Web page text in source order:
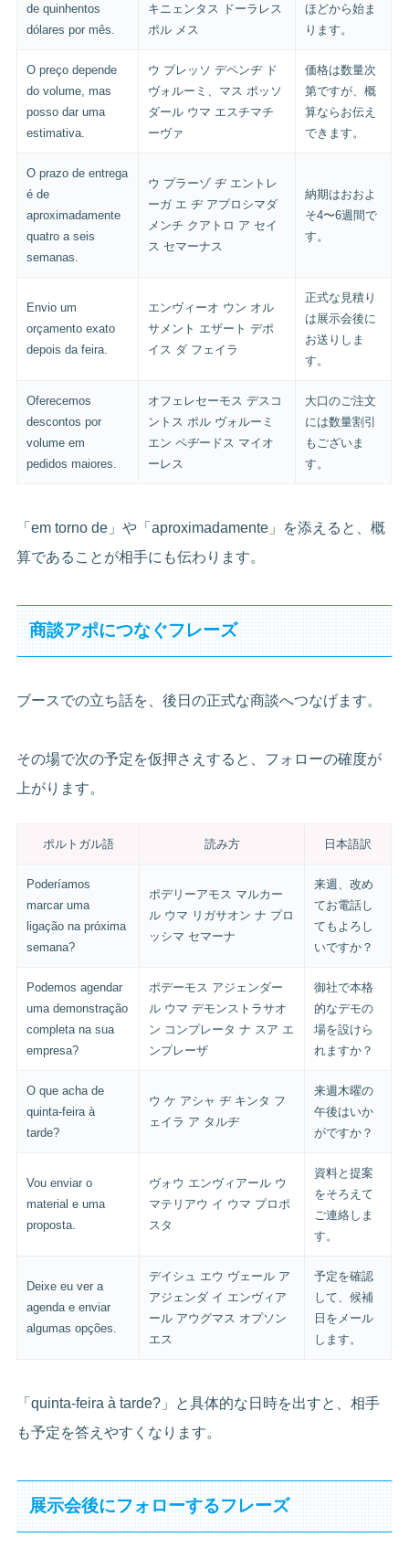
de quinhentos
dólares por mês.
キニェンタス ドーラレス
ポル メス
ほどから始ま
ります。
O preço depende
do volume, mas
posso dar uma
estimativa.
ウ プレッソ デペンヂ ド
ヴォルーミ、マス ポッソ
ダール ウマ エスチマチ
ーヴァ
価格は数量次
第ですが、概
算ならお伝え
できます。
O prazo de entrega
é de
aproximadamente
quatro a seis
semanas.
ウ プラーゾ ヂ エントレ
ーガ エ ヂ アプロシマダ
メンチ クアトロ ア セイ
ス セマーナス
納期はおおよ
そ4〜6週間で
す。
Envio um
orçamento exato
depois da feira.
エンヴィーオ ウン オル
サメント エザート デポ
イス ダ フェイラ
正式な見積り
は展示会後に
お送りしま
す。
Oferecemos
descontos por
volume em
pedidos maiores.
オフェレセーモス デスコ
ントス ポル ヴォルーミ
エン ペヂードス マイオ
ーレス
大口のご注文
には数量割引
もございま
す。
「em torno de」や「aproximadamente」を添えると、概
算であることが相手にも伝わります。
商談アポにつなぐフレーズ
ブースでの立ち話を、後日の正式な商談へつなげます。
その場で次の予定を仮押さえすると、フォローの確度が
上がります。
ポルトガル語 読み方 日本語訳
Poderíamos
marcar uma
ligação na próxima
semana?
ポデリーアモス マルカー
ル ウマ リガサオン ナ プロ
ッシマ セマーナ
来週、改め
てお電話し
てもよろし
いですか？
Podemos agendar
uma demonstração
completa na sua
empresa?
ポデーモス アジェンダー
ル ウマ デモンストラサオ
ン コンプレータ ナ スア エ
ンプレーザ
御社で本格
的なデモの
場を設けら
れますか？
O que acha de
quinta-feira à
tarde?
ウ ケ アシャ ヂ キンタ フ
ェイラ ア タルヂ
来週木曜の
午後はいか
がですか？
Vou enviar o
material e uma
proposta.
ヴォウ エンヴィアール ウ
マテリアウ イ ウマ プロポ
スタ
資料と提案
をそろえて
ご連絡しま
す。
Deixe eu ver a
agenda e enviar
algumas opções.
デイシュ エウ ヴェール ア
アジェンダ イ エンヴィア
ール アウグマス オプソン
エス
予定を確認
して、候補
日をメール
します。
「quinta-feira à tarde?」と具体的な日時を出すと、相手
も予定を答えやすくなります。
展示会後にフォローするフレーズ